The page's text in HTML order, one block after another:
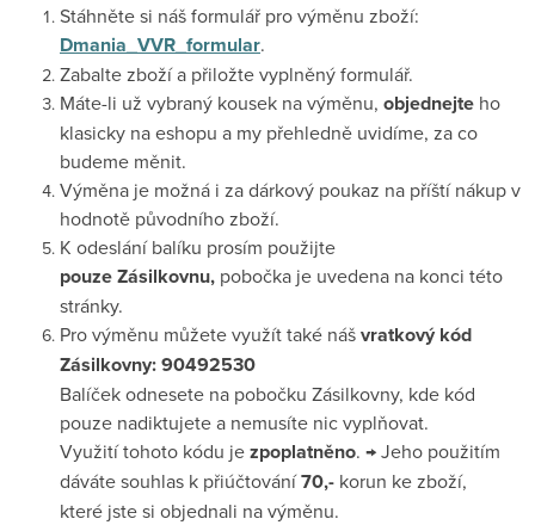
Stáhněte si náš formulář pro výměnu zboží:
Dmania_VVR_formular.
Zabalte zboží a přiložte vyplněný formulář.
Máte-li už vybraný kousek na výměnu, objednejte ho
klasicky na eshopu a my přehledně uvidíme, za co
budeme měnit.
Výměna je možná i za dárkový poukaz na příští nákup v
hodnotě původního zboží.
K odeslání balíku prosím použijte
pouzeZásilkovnu, pobočka je uvedena na konci této
stránky.
Pro výměnu můžete využít také nášvratkový kód
Zásilkovny: 90492530
Balíček odnesete na pobočku Zásilkovny, kde kód
pouze nadiktujete a nemusíte nic vyplňovat.
Využití tohoto kódu jezpoplatněno. → Jeho použitím
dáváte souhlas k přiúčtování70,- korun ke zboží,
které jste si objednali na výměnu.